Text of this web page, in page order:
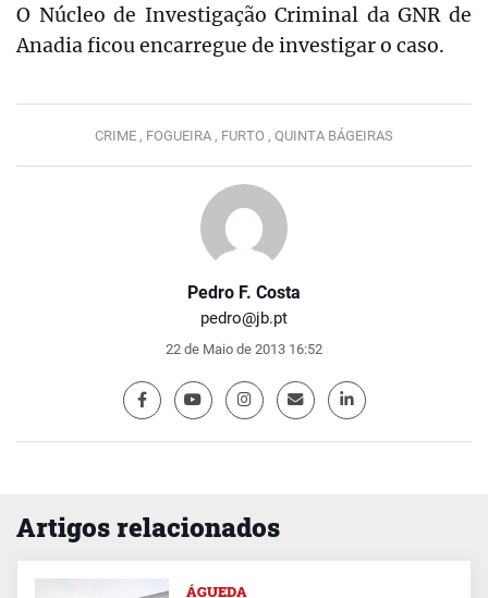
Pedro F. Costa
pedro@jb.pt
22 de Maio de 2013 16:52
O Núcleo de Investigação Criminal da GNR de
Anadia ficou encarregue de investigar o caso.
CRIME , FOGUEIRA , FURTO , QUINTA BÁGEIRAS
Artigos relacionados
ÁGUEDA